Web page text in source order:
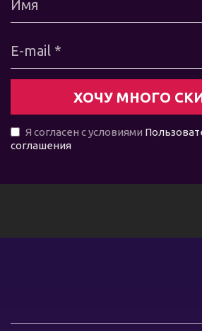
Я согласен с условиями
соглашения